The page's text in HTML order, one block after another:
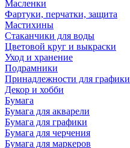
Масленки
Фартуки, перчатки, защита
Мастихины
Стаканчики для воды
Цветовой круг и выкраски
Уход и хранение
Подрамники
Принадлежности для графики
Декор и хобби
Бумага
Бумага для акварели
Бумага для графики
Бумага для черчения
Бумага для маркеров